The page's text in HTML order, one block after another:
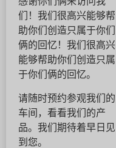
们！我们很高兴能够帮
助你们创造只属于你们
俩的回忆！我们很高兴
能够帮助你们创造只属
于你们俩的回忆。
请随时预约参观我们的
车间，看看我们的产
品。我们期待着早日见
到您。